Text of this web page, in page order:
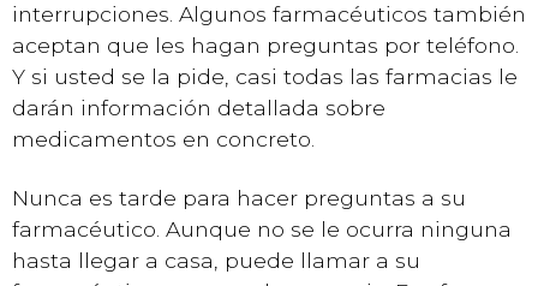
interrupciones. Algunos farmacéuticos también
aceptan que les hagan preguntas por teléfono.
Y si usted se la pide, casi todas las farmacias le
darán información detallada sobre
medicamentos en concreto.
Nunca es tarde para hacer preguntas a su
farmacéutico. Aunque no se le ocurra ninguna
hasta llegar a casa, puede llamar a su